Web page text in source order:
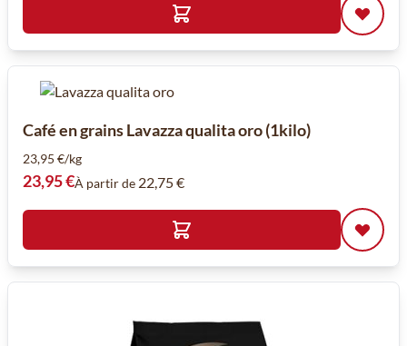
Café en grains Lavazza qualita oro (1kilo)
23,95 €/kg
23,95 €À partir de 22,75 €